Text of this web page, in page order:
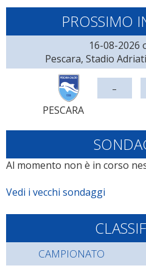
PROSSIMO
16-08-2026
Pescara, Stadio
PESCARA
-
Al momento non è in corso
Vedi i vecchi sondaggi
CAMPIONATO